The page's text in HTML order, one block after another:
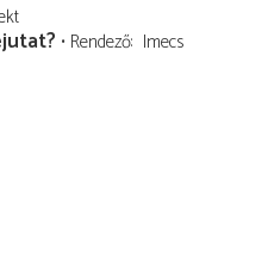
Rendező Imecs